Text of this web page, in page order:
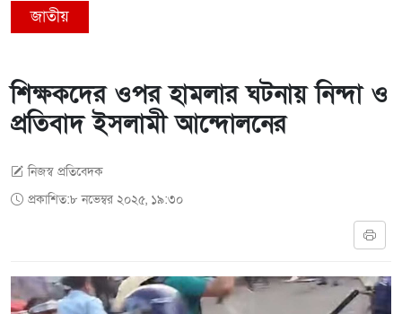
জাতীয়
শিক্ষকদের ওপর হামলার ঘটনায় নিন্দা ও
প্রতিবাদ ইসলামী আন্দোলনের
নিজস্ব প্রতিবেদক
প্রকাশিত:৮ নভেম্বর ২০২৫, ১৯:৩০